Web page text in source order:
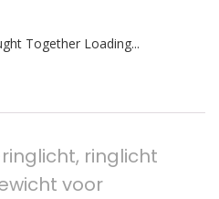
Together Loading...
ringlicht, ringlicht
voor